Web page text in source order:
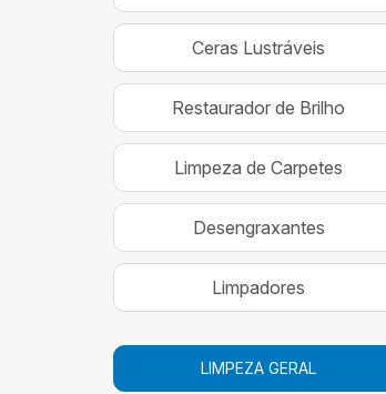
Ceras Lustráveis
Restaurador de Brilho
Limpeza de Carpetes
Desengraxantes
Limpadores
LIMPEZA GERAL